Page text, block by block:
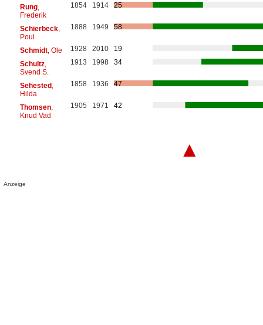
Rung,
Frederik
1854 1914 25
Schierbeck,
Poul
1888 1949 58
Schmidt, Ole 1928 2010
19
Schultz,
Svend S.
1913 1998 34
Sehested,
Hilda
1858 1936 47
Thomsen,
Knud Vad
1905 1971 42
▲
Anzeige